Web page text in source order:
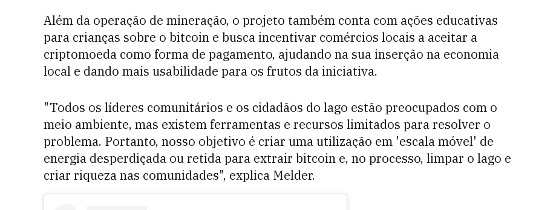
Além da operação de mineração, o projeto também conta com ações educativas
para crianças sobre o bitcoin e busca incentivar comércios locais a aceitar a
criptomoeda como forma de pagamento, ajudando na sua inserção na economia
local e dando mais usabilidade para os frutos da iniciativa.
"Todos os líderes comunitários e os cidadãos do lago estão preocupados com o
meio ambiente, mas existem ferramentas e recursos limitados para resolver o
problema. Portanto, nosso objetivo é criar uma utilização em 'escala móvel' de
energia desperdiçada ou retida para extrair bitcoin e, no processo, limpar o lago e
criar riqueza nas comunidades", explica Melder.